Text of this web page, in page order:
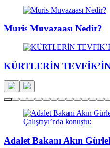
Muris Muvazaası Nedir?
KÜRTLERİN
Adalet Bakanı Akın